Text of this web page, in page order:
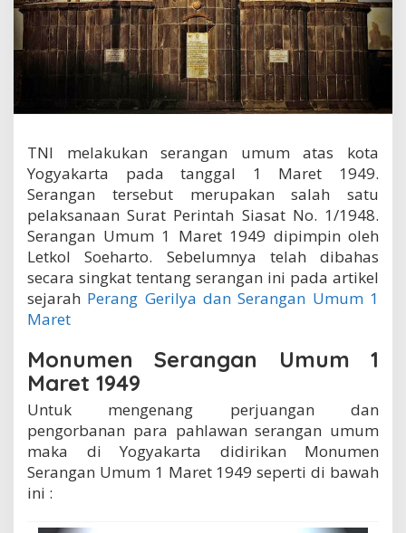
m
u
m
1
M
a
r
1
9
4
TNI melakukan serangan umum atas kota
Yogyakarta pada tanggal 1 Maret 1949.
Serangan tersebut merupakan salah satu
pelaksanaan Surat Perintah Siasat No. 1/1948.
Serangan Umum 1 Maret 1949 dipimpin oleh
Letkol Soeharto. Sebelumnya telah dibahas
secara singkat tentang serangan ini pada artikel
sejarah Perang Gerilya dan Serangan Umum 1
Maret
Monumen Serangan Umum 1
Maret 1949
Untuk mengenang perjuangan dan
pengorbanan para pahlawan serangan umum
maka di Yogyakarta didirikan Monumen
Serangan Umum 1 Maret 1949 seperti di bawah
ini :